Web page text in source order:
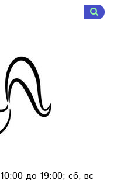
10:00 до 19:00; сб, вс -